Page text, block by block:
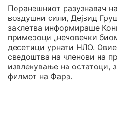
Поранешниот разузнавач
воздушни сили, Дејвид
заклетва информираше
примероци „нечовечки
десетици урнати НЛО. Овие
сведоштва на членови на
извлекување на остатоци,
филмот на Фара.